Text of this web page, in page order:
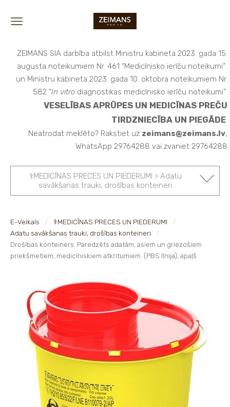
ZEIMANS SIA darbība atbilst Ministru kabineta 2023. gada 15.
augusta noteikumiem Nr. 461 “Medicīnisko ierīču noteikumi”
un Ministru kabineta 2023. gada 10. oktobra noteikumiem Nr.
582 “In vitro diagnostikas medicīnisko ierīču noteikumi”
VESELĪBAS APRŪPES UN MEDICĪNAS PREČU
TIRDZNIECĪBA UN PIEGĀDE
Neatrodat meklēto? Rakstiet uz zeimans@zeimans.lv,
WhatsApp 29764288 vai zvaniet 29764288
⚕️MEDICĪNAS PRECES UN PIEDERUMI > Adatu
savākšanas trauki, drošības konteineri
E-Veikals
⚕️MEDICĪNAS PRECES UN PIEDERUMI
Adatu savākšanas trauki, drošības konteineri
Drošības konteiners. Paredzēts adatām, asiem un griezošiem
priekšmetiem, medicīniskiem atkritumiem. (PBS līnija), apaļš